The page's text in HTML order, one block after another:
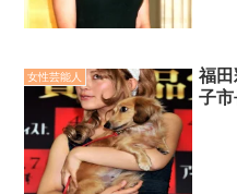
女性芸能人
福
子市